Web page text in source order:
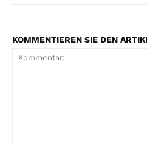
KOMMENTIEREN SIE DEN